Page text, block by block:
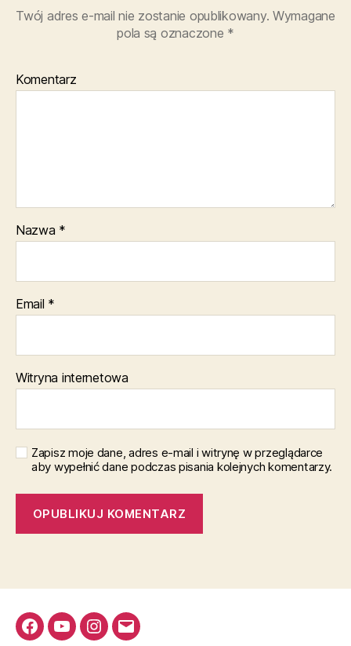
Twój adres e-mail nie zostanie opublikowany. Wymagane
pola są oznaczone *
Komentarz
Nazwa *
Email *
Witryna internetowa
Zapisz moje dane, adres e-mail i witrynę w przeglądarce
aby wypełnić dane podczas pisania kolejnych komentarzy.
Facebook
YouTubeInstagram
Email